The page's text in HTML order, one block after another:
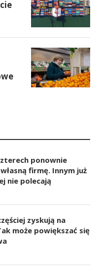
ponownie
firmę. Innym już
nie polecają
zyskują na
może powiększać się